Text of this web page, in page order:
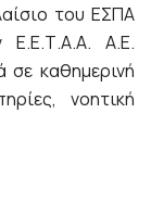
του ΕΣΠΑ
Ε.Ε.Τ.Α.Α. Α.Ε.
σε καθημερινή
νοητική